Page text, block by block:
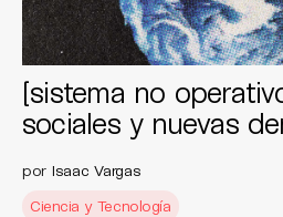
[sistema no
sociales y nuevas
por Isaac Vargas
Ciencia y Tecnología